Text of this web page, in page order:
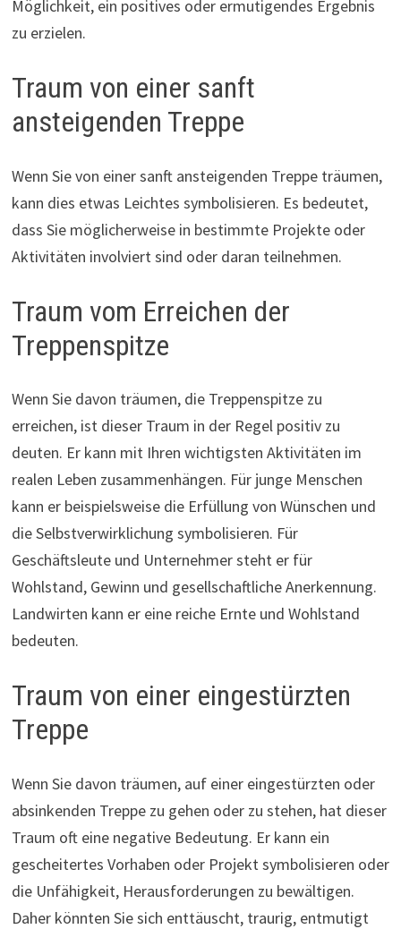
Möglichkeit, ein positives oder ermutigendes Ergebnis
zu erzielen.
Traum von einer sanft
ansteigenden Treppe
Wenn Sie von einer sanft ansteigenden Treppe träumen,
kann dies etwas Leichtes symbolisieren. Es bedeutet,
dass Sie möglicherweise in bestimmte Projekte oder
Aktivitäten involviert sind oder daran teilnehmen.
Traum vom Erreichen der
Treppenspitze
Wenn Sie davon träumen, die Treppenspitze zu
erreichen, ist dieser Traum in der Regel positiv zu
deuten. Er kann mit Ihren wichtigsten Aktivitäten im
realen Leben zusammenhängen. Für junge Menschen
kann er beispielsweise die Erfüllung von Wünschen und
die Selbstverwirklichung symbolisieren. Für
Geschäftsleute und Unternehmer steht er für
Wohlstand, Gewinn und gesellschaftliche Anerkennung.
Landwirten kann er eine reiche Ernte und Wohlstand
bedeuten.
Traum von einer eingestürzten
Treppe
Wenn Sie davon träumen, auf einer eingestürzten oder
absinkenden Treppe zu gehen oder zu stehen, hat dieser
Traum oft eine negative Bedeutung. Er kann ein
gescheitertes Vorhaben oder Projekt symbolisieren oder
die Unfähigkeit, Herausforderungen zu bewältigen.
Daher könnten Sie sich enttäuscht, traurig, entmutigt